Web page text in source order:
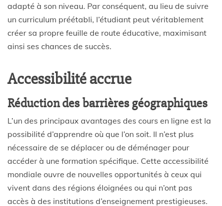
adapté à son niveau. Par conséquent, au lieu de suivre
un curriculum préétabli, l’étudiant peut véritablement
créer sa propre feuille de route éducative, maximisant
ainsi ses chances de succès.
Accessibilité accrue
Réduction des barrières géographiques
L’un des principaux avantages des cours en ligne est la
possibilité d’apprendre où que l’on soit. Il n’est plus
nécessaire de se déplacer ou de déménager pour
accéder à une formation spécifique. Cette accessibilité
mondiale ouvre de nouvelles opportunités à ceux qui
vivent dans des régions éloignées ou qui n’ont pas
accès à des institutions d’enseignement prestigieuses.